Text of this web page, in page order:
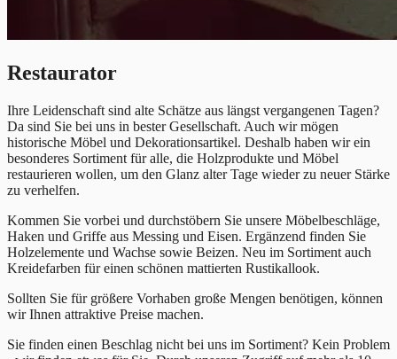
Restaurator
Ihre Leidenschaft sind alte Schätze aus längst vergangenen Tagen?
Da sind Sie bei uns in bester Gesellschaft. Auch wir mögen
historische Möbel und Dekorationsartikel. Deshalb haben wir ein
besonderes Sortiment für alle, die Holzprodukte und Möbel
restaurieren wollen, um den Glanz alter Tage wieder zu neuer Stärke
zu verhelfen.
Kommen Sie vorbei und durchstöbern Sie unsere Möbelbeschläge,
Haken und Griffe aus Messing und Eisen. Ergänzend finden Sie
Holzelemente und Wachse sowie Beizen. Neu im Sortiment auch
Kreidefarben für einen schönen mattierten Rustikallook.
Sollten Sie für größere Vorhaben große Mengen benötigen, können
wir Ihnen attraktive Preise machen.
Sie finden einen Beschlag nicht bei uns im Sortiment? Kein Problem